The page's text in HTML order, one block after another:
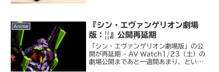
実施している企画。...
Anime
『シン・エヴァンゲリオン劇場
版：||』公開再延期
「シン・エヴァンゲリオン劇場版」の公
開が再延期 - AV Watch1/23（土）の
劇場公開まであと一週間あまり、という